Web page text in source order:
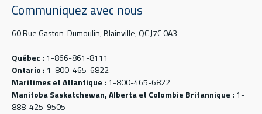
Communiquez avec nous
60 Rue Gaston-Dumoulin, Blainville, QC J7C 0A3
Québec : 1-866-861-8111
Ontario : 1-800-465-6822
Maritimes et Atlantique : 1-800-465-6822
Manitoba Saskatchewan, Alberta et Colombie Britannique : 1-
888-425-9505